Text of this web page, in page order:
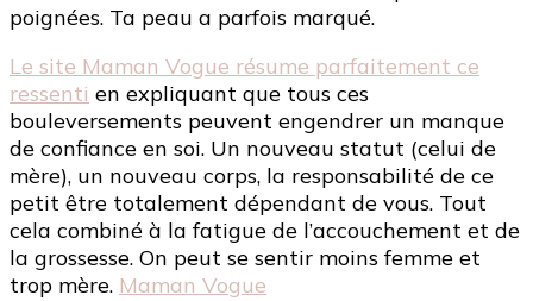
poignées. Ta peau a parfois marqué.
Le site Maman Vogue résume parfaitement ce
ressenti en expliquant que tous ces
bouleversements peuvent engendrer un manque
de confiance en soi. Un nouveau statut (celui de
mère), un nouveau corps, la responsabilité de ce
petit être totalement dépendant de vous. Tout
cela combiné à la fatigue de l’accouchement et de
la grossesse. On peut se sentir moins femme et
trop mère. Maman Vogue